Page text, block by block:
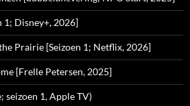
1; Disney+, 2026]
Prairie [Seizoen 1; Netflix, 2026]
[Frelle Petersen, 2025]
seizoen 1, Apple TV)